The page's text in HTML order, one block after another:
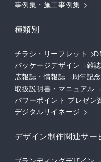
事例集・施工事例集
種類別
チラシ・リーフレット
パッケージデザイン
雑
広報誌・情報誌
周年記
取扱説明書・マニュアル
パワーポイント プレゼン
デジタルサイネージ
デザイン制作関連サー